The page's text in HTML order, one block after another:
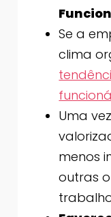
Se a
clima
Uma
menos
outras